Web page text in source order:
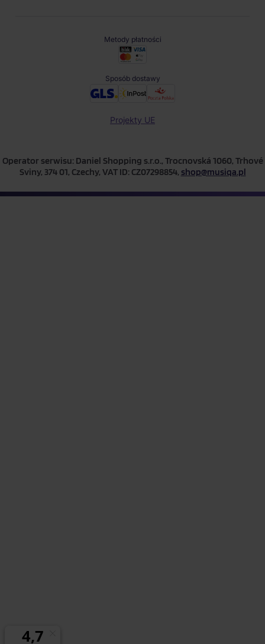
Metody płatności
Sposób dostawy
Projekty UE
Operator serwisu: Daniel Shopping s.r.o., Trocnovská 1060, Trhové
Sviny, 374 01, Czechy, VAT ID: CZ07298854, shop@musiqa.pl